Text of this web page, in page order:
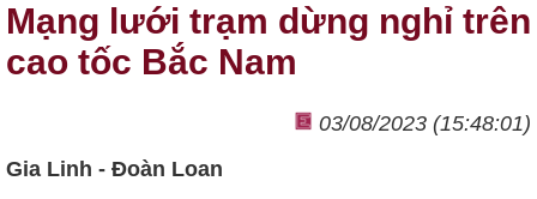
Mạng lưới trạm dừng nghỉ trên
cao tốc Bắc Nam
03/08/2023 (15:48:01)
Gia Linh - Đoàn Loan